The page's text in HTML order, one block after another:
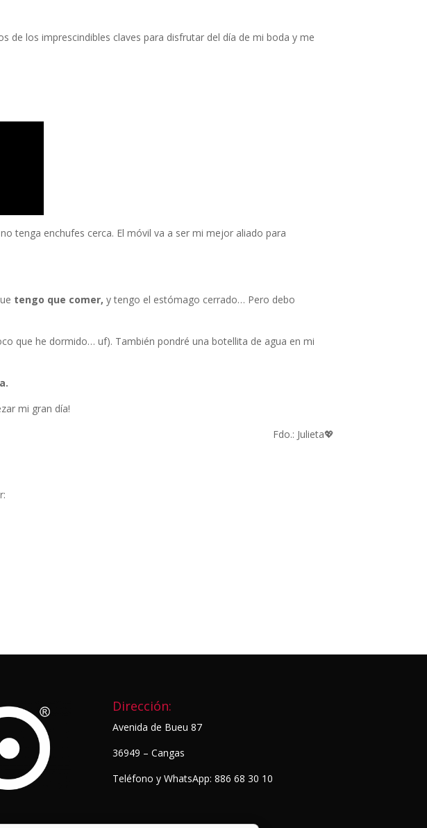
de los imprescindibles claves para disfrutar del día de mi boda y me
tenga enchufes cerca. El móvil va a ser mi mejor aliado para
tengo que comer,y tengo el estómago cerrado… Pero debo
que he dormido… uf). También pondré una botellita de agua en mi
mi gran día!
Fdo.: Julieta💖
Dirección:
Avenida de Bueu 87
36949 – Cangas
Teléfono y WhatsApp: 886 68 30 10